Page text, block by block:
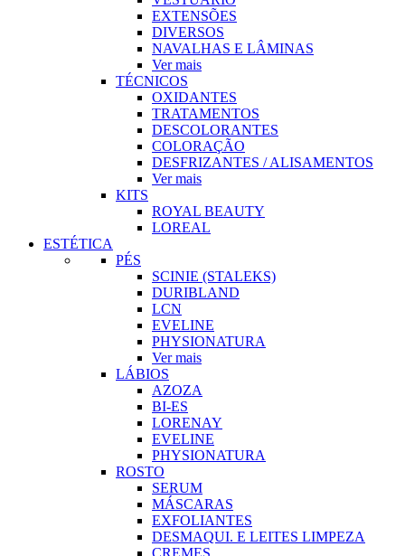
EXTENSÕES
DIVERSOS
NAVALHAS E LÂMINAS
Ver mais
TÉCNICOS
OXIDANTES
TRATAMENTOS
DESCOLORANTES
COLORAÇÃO
DESFRIZANTES / ALISAMENTOS
Ver mais
KITS
ROYAL BEAUTY
LOREAL
ESTÉTICA
PÉS
SCINIE (STALEKS)
DURIBLAND
LCN
EVELINE
PHYSIONATURA
Ver mais
LÁBIOS
AZOZA
BI-ES
LORENAY
EVELINE
PHYSIONATURA
ROSTO
SERUM
MÁSCARAS
EXFOLIANTES
DESMAQUI. E LEITES LIMPEZA
CREMES